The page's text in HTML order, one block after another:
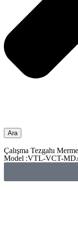
Ara
Çalışma Tezgahı
Model :VTL-VCT-